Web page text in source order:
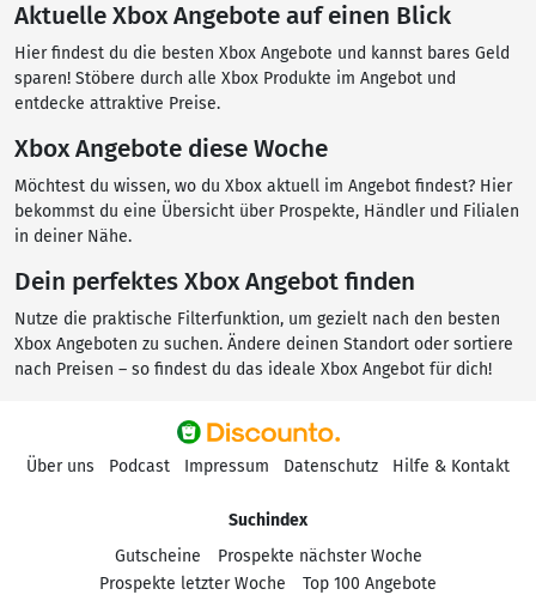
Aktuelle Xbox Angebote auf einen Blick
Hier findest du die besten Xbox Angebote und kannst bares Geld
sparen! Stöbere durch alle Xbox Produkte im Angebot und
entdecke attraktive Preise.
Xbox Angebote diese Woche
Möchtest du wissen, wo du Xbox aktuell im Angebot findest? Hier
bekommst du eine Übersicht über Prospekte, Händler und Filialen
in deiner Nähe.
Dein perfektes Xbox Angebot finden
Nutze die praktische Filterfunktion, um gezielt nach den besten
Xbox Angeboten zu suchen. Ändere deinen Standort oder sortiere
nach Preisen – so findest du das ideale Xbox Angebot für dich!
Über uns Podcast Impressum Datenschutz Hilfe & Kontakt
Suchindex
Gutscheine
Prospekte nächster Woche
Prospekte letzter Woche
Top 100 Angebote